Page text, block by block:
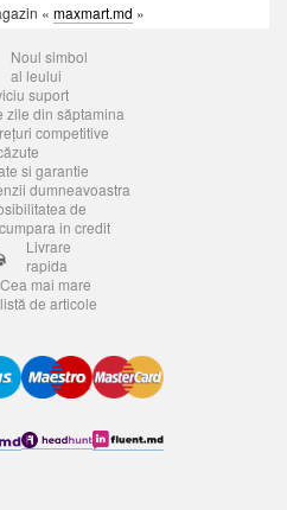
« maxmart.md »
Noul simbol
al leului
suport
zile din săptamina
competitive
si garantie
dumneavoastra
de
in credit
Livrare
rapida
Cea mai mare
listă de articole